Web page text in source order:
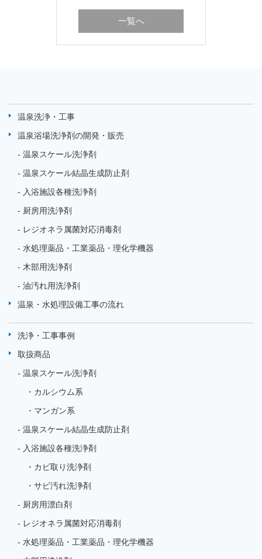
一覧へ
温泉洗浄・工事
温泉浴場洗浄剤の開発・販売
温泉スケール洗浄剤
温泉スケール結晶生成防止剤
入浴施設各種洗浄剤
厨房用洗浄剤
レジオネラ属菌対応消毒剤
水処理薬品・工業薬品・理化学機器
木部用洗浄剤
油汚れ用洗浄剤
温泉・水処理設備工事の流れ
洗浄・工事事例
取扱商品
温泉スケール洗浄剤
カルシウム系
マンガン系
温泉スケール結晶生成防止剤
入浴施設各種洗浄剤
カビ取り洗浄剤
サビ汚れ洗浄剤
厨房用漂白剤
レジオネラ属菌対応消毒剤
水処理薬品・工業薬品・理化学機器